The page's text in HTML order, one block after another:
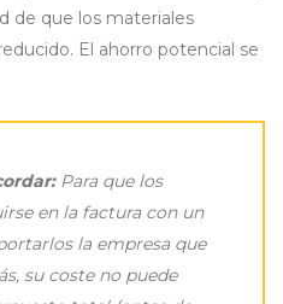
de que los materiales
El ahorro potencial se
Para que los
en la factura con un
la empresa que
su coste no puede